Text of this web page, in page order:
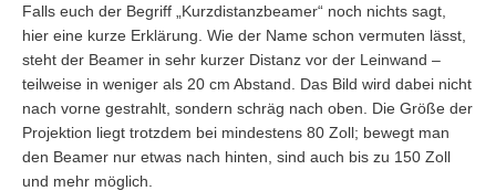
Falls euch der Begriff „Kurzdistanzbeamer“ noch nichts sagt,
hier eine kurze Erklärung. Wie der Name schon vermuten lässt,
steht der Beamer in sehr kurzer Distanz vor der Leinwand –
teilweise in weniger als 20 cm Abstand. Das Bild wird dabei nicht
nach vorne gestrahlt, sondern schräg nach oben. Die Größe der
Projektion liegt trotzdem bei mindestens 80 Zoll; bewegt man
den Beamer nur etwas nach hinten, sind auch bis zu 150 Zoll
und mehr möglich.